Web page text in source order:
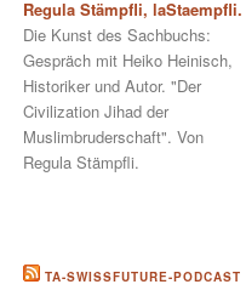
Regula Stämpfli, laStaempfli.
Die Kunst des Sachbuchs:
Gespräch mit Heiko Heinisch,
Historiker und Autor. "Der
Civilization Jihad der
Muslimbruderschaft". Von
Regula Stämpfli.
TA-SWISSFUTURE-PODCAST